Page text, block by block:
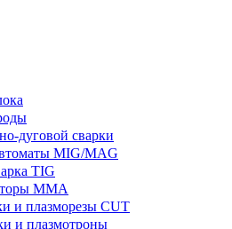
дуговой сварки
MIG/MAG
TIG
MMA
и плазморезы CUT
и плазмотроны